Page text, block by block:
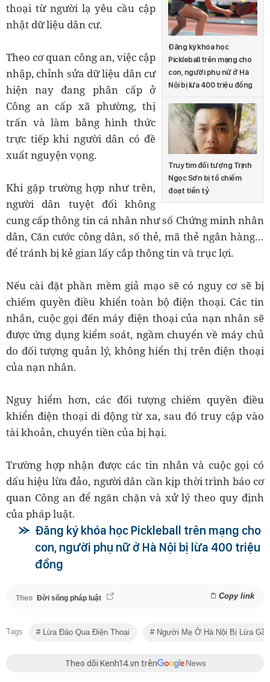
Đăng ký khóa học
Pickleball trên mạng cho
con, người phụ nữ ở Hà
Nội bị lừa 400 triệu đồng
Truy tìm đối tượng Trịnh
Ngọc Sơn bị tố chiếm
đoạt tiền tỷ
thoại từ người lạ yêu cầu cập
nhật dữ liệu dân cư.
Theo cơ quan công an, việc cập
nhập, chỉnh sửa dữ liệu dân cư
hiện nay đang phân cấp ở
Công an cấp xã phường, thị
trấn và làm bằng hình thức
trực tiếp khi người dân có đề
xuất nguyện vọng.
Khi gặp trường hợp như trên,
người dân tuyệt đối không
cung cấp thông tin cá nhân như số Chứng minh nhân
dân, Căn cước công dân, số thẻ, mã thẻ ngân hàng…
để tránh bị kẻ gian lấy cắp thông tin và trục lợi.
Nếu cài đặt phần mềm giả mạo sẽ có nguy cơ sẽ bị
chiếm quyền điều khiển toàn bộ điện thoại. Các tin
nhắn, cuộc gọi đến máy điện thoại của nạn nhân sẽ
được ứng dụng kiểm soát, ngầm chuyển về máy chủ
do đối tượng quản lý, không hiển thị trên điện thoại
của nạn nhân.
Nguy hiểm hơn, các đối tượng chiếm quyền điều
khiển điện thoại di động từ xa, sau đó truy cập vào
tài khoản, chuyển tiền của bị hại.
Trường hợp nhận được các tin nhắn và cuộc gọi có
dấu hiệu lừa đảo, người dân cần kịp thời trình báo cơ
quan Công an để ngăn chặn và xử lý theo quy định
của pháp luật.
Đăng ký khóa học Pickleball trên mạng cho
con, người phụ nữ ở Hà Nội bị lừa 400 triệu
đồng
Theo Đời sống pháp luật Copy link
Tags Lừa Đảo Qua Điện Thoại Người Mẹ Ở Hà Nội Bị Lừa
Theo dõi Kenh14.vn trên